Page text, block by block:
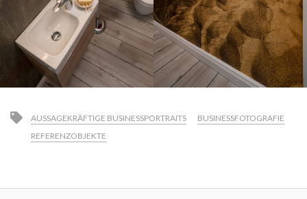
AUSSAGEKRÄFTIGE BUSINESSPORTRAITS
BUSINESSFOTOGRAFIE
REFERENZOBJEKTE